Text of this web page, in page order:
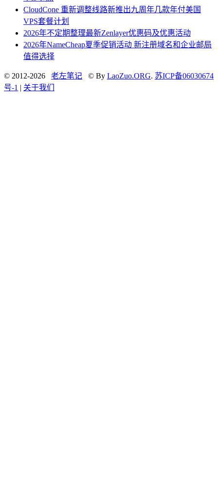
CloudCone 重新调整线路新推出九周年几款年付美国
VPS套餐计划
2026年不定期整理最新Zenlayer优惠码及优惠活动
2026年NameCheap夏季促销活动 新注册域名和企业邮局
值得选择
© 2012-2026 老左笔记 © By LaoZuo.ORG. 苏ICP备06030674
号-1 | 关于我们